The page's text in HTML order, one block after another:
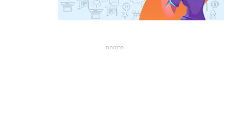
- פרסומת -